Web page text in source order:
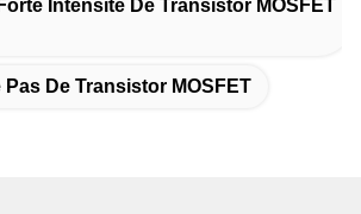
Intensité De Transistor MOSFET
De Transistor MOSFET